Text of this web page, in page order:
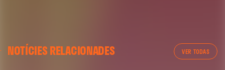
NOTÍCIES RELACIONADES VER TODAS